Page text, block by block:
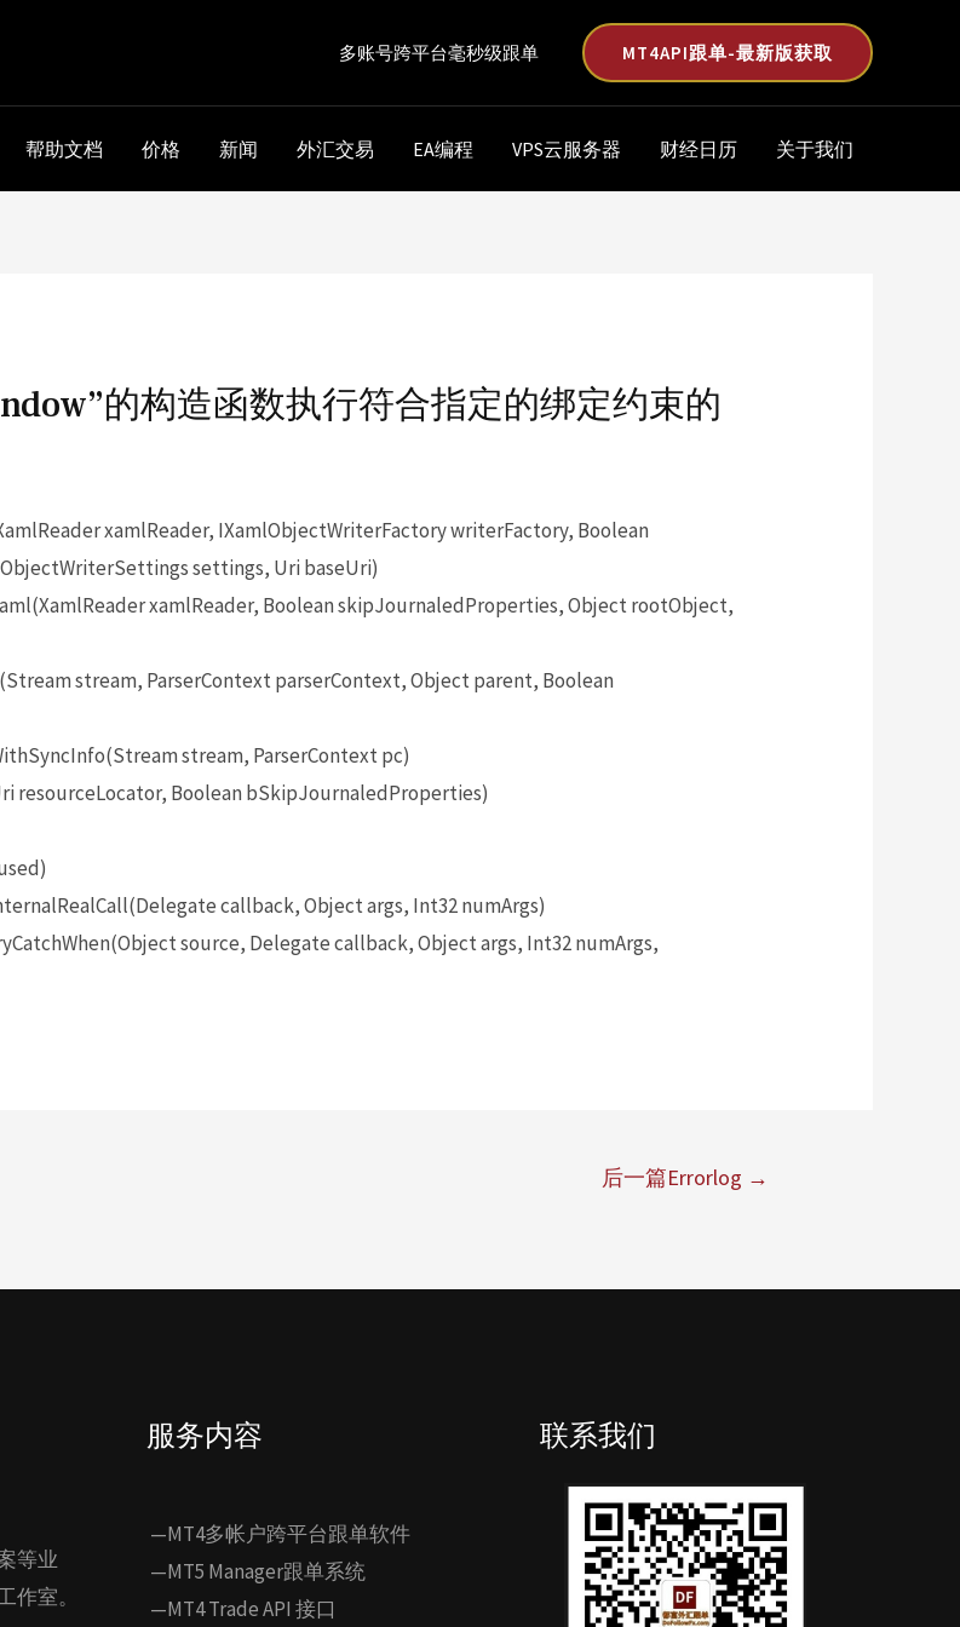
多账号跨平台毫秒级跟单 MT4API跟单-最新版获取
帮助文档 价格 新闻 外汇交易 EA编程 VPS云服务器 财经日历 关于我们
的构造函数执行符合指定的绑定约束的
xamlReader, IXamlObjectWriterFactory writerFactory, Boolean
settings, Uri baseUri)
xamlReader, Boolean skipJournaledProperties, Object rootObject,
stream, ParserContext parserContext, Object parent, Boolean
stream, ParserContext pc)
resourceLocator, Boolean bSkipJournaledProperties)
callback, Object args, Int32 numArgs)
source, Delegate callback, Object args, Int32 numArgs,
后一篇Errorlog →
等业
室。
服务内容
—MT4多帐户跨平台跟单软件
—MT5 Manager跟单系统
—MT4 Trade API 接口
联系我们